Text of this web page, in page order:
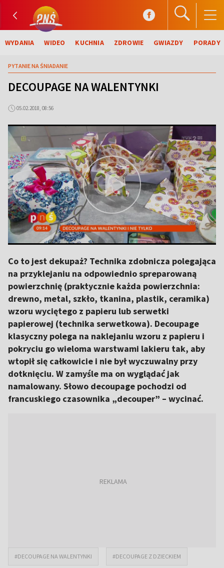
WYDANIA WIDEO KUCHNIA ZDROWIE GWIAZDY PORADY
PYTANIE NA ŚNIADANIE
DECOUPAGE NA WALENTYNKI
05.02.2018, 08:56
Co to jest dekupaż? Technika zdobnicza polegająca
na przyklejaniu na odpowiednio spreparowaną
powierzchnię (praktycznie każda powierzchnia:
drewno, metal, szkło, tkanina, plastik, ceramika)
wzoru wyciętego z papieru lub serwetki
papierowej (technika serwetkowa). Decoupage
klasyczny polega na naklejaniu wzoru z papieru i
pokryciu go wieloma warstwami lakieru tak, aby
wtopił się całkowicie i nie był wyczuwalny przy
dotknięciu. W zamyśle ma on wyglądać jak
namalowany. Słowo decoupage pochodzi od
francuskiego czasownika „decouper” – wycinać.
#DECOUPAGE NA WALENTYNKI #DECOUPAGE Z DZIECKIEM